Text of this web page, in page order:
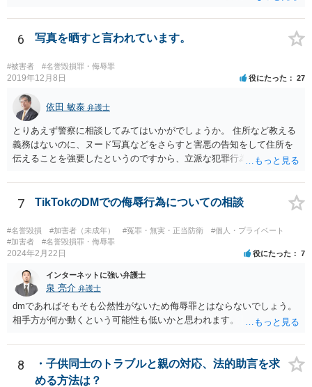
ジでのやりとりなので、公然性がないことが明らかなので、名誉毀損
や侮辱には当たらないと考えているが、相手は何らかの理由で公然性
があると言っているのか」と反省の意を示しつつ、なぜ警察が連絡し
てきたのか尋ねることが考えられます。
6 写真を晒すと言われています。
#被害者 #名誉毀損罪・侮辱罪
2019年12月8日 役にたった 27
依田 敏泰 弁護士
とりあえず警察に相談してみてはいかがでしょうか。 住所など教える
義務はないのに、ヌード写真などをさらすと害悪の告知をして住所を
伝えることを強要したというのですから、立派な犯罪行為です。
7 TikTokのDMでの侮辱行為についての相談
#名誉毀損 #加害者（未成年） #冤罪・無実・正当防衛
#個人・プライベート
#加害者
#名誉毀損罪・侮辱罪
2024年2月22日 役にたった 7
インターネットに強い弁護士
泉 亮介 弁護士
dmであればそもそも公然性がないため侮辱罪とはならないでしょう。
相手方が何か動くという可能性も低いかと思われます。
8
・子供同士のトラブルと親の対応、法的助言を求
める方法は？